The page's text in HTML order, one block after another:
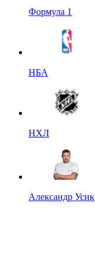
Формула 1
НБА
НХЛ
Александр Усик